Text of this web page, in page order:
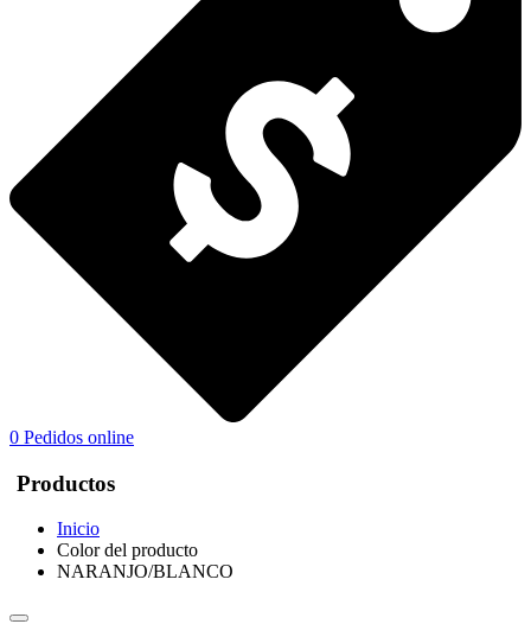
0 Pedidos online
Productos
Inicio
Color del producto
NARANJO/BLANCO